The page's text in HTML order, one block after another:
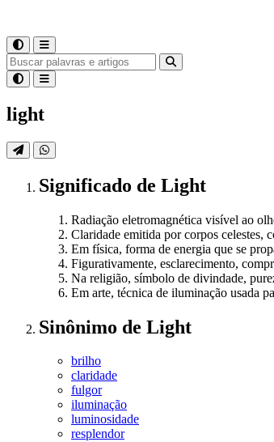
light
Significado de Light
Radiação eletromagnética visível ao
Claridade emitida por corpos celestes,
Em física, forma de energia que se
Figurativamente, esclarecimento,
Na religião, símbolo de divindade,
Em arte, técnica de iluminação usada
Sinônimo de Light
brilho
claridade
fulgor
iluminação
luminosidade
resplendor